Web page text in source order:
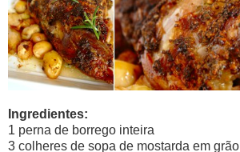
Ingredientes:
1 perna de borrego inteira
3 colheres de sopa de mostarda em grão